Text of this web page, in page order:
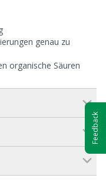
genau zu
organische Säuren
Feedback